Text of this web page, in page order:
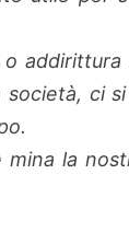
ci
la